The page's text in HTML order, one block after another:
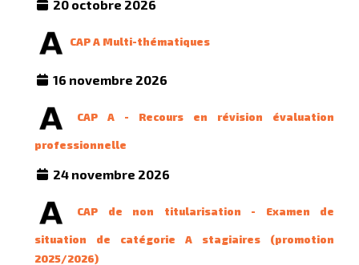
20 octobre 2026
CAP A Multi-thématiques
16 novembre 2026
CAP A - Recours en révision évaluation
professionnelle
24 novembre 2026
CAP de non titularisation - Examen de
situation de catégorie A stagiaires (promotion
2025/2026)